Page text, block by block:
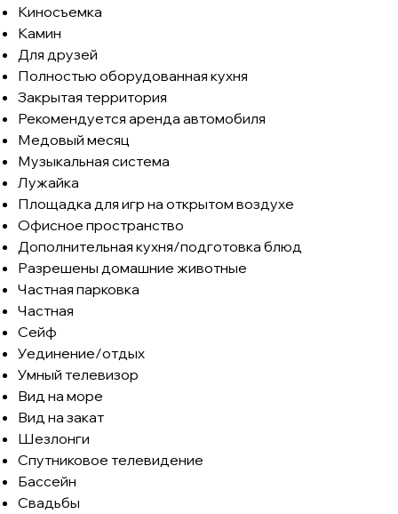
Киносъемка
Камин
Для друзей
Полностью оборудованная кухня
Закрытая территория
Рекомендуется аренда автомобиля
Медовый месяц
Музыкальная система
Лужайка
Площадка для игр на открытом воздухе
Офисное пространство
Дополнительная кухня/подготовка блюд
Разрешены домашние животные
Частная парковка
Частная
Сейф
Уединение/отдых
Умный телевизор
Вид на море
Вид на закат
Шезлонги
Спутниковое телевидение
Бассейн
Свадьбы